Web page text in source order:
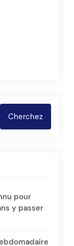
Cherchez
pour
y passer